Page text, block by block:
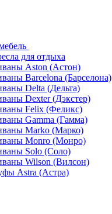
для отдыха
Aston (Астон)
Barcelona (Барселона)
Delta (Дельта)
Dexter (Дэкстер)
Felix (Феликс)
Gamma (Гамма)
Marko (Марко)
Monro (Монро)
Solo (Соло)
Wilson (Вилсон)
Astra (Астра)